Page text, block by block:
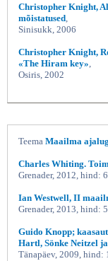
Christopher Knight,
mõistatused
Sinisukk, 2006
Christopher Knight,
«The Hiram key»
Osiris, 2002
Teema Maailma
Charles Whiting.
Grenader, 2012, hind:
Ian Westwell, II
Grenader, 2013, hind:
Guido Knopp;
Hartl, Sönke Neitzel
Tänapäev, 2009, hind: